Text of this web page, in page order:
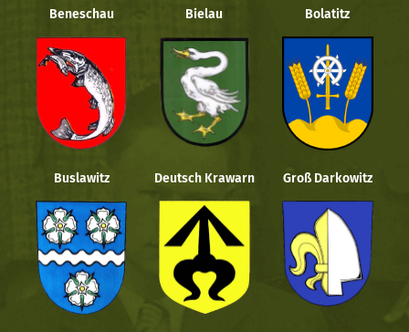
Beneschau Bielau Bolatitz
Buslawitz Deutsch Krawarn Groß Darkowitz